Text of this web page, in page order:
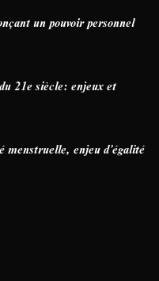
un pouvoir personnel
21e siècle: enjeux et
enjeu d’égalité